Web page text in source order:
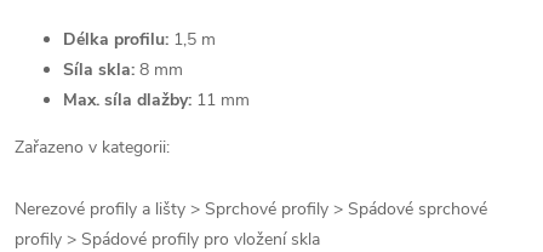
Délka profilu: 1,5 m
Síla skla: 8 mm
Max. síla dlažby: 11 mm
Zařazeno v kategorii:
Nerezové profily a lišty > Sprchové profily > Spádové sprchové
profily > Spádové profily pro vložení skla